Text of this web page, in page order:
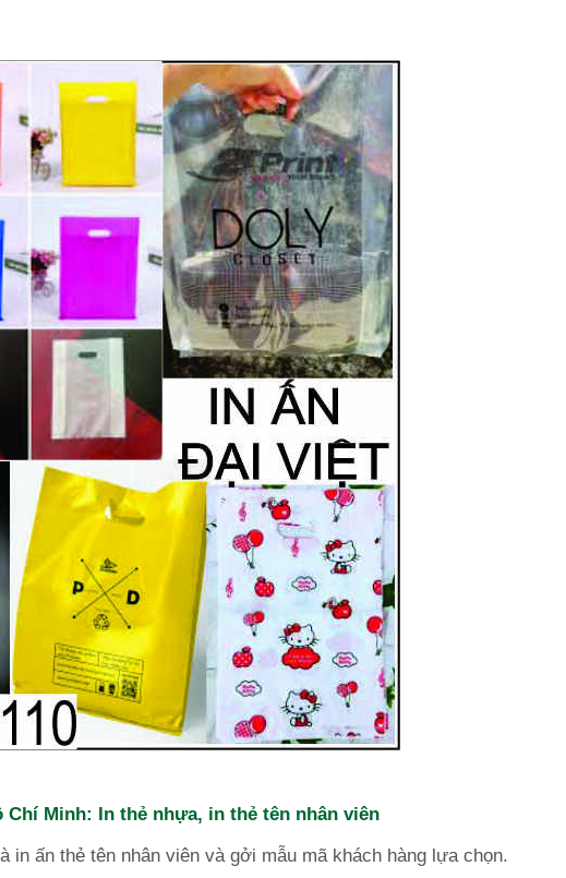
Minh: In thẻ nhựa, in thẻ tên nhân viên
in ấn thẻ tên nhân viên và gởi mẫu mã khách hàng lựa chọn.